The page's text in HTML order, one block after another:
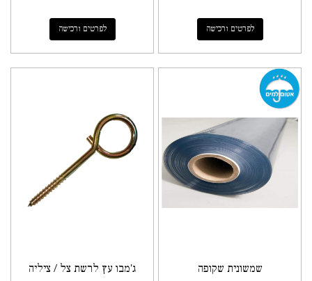
לפרטים ורכישה לפרטים ורכישה
שמשונית שקופה ג'מבו עץ לרשת צל / ציליה